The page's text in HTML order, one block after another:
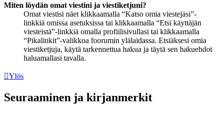
Miten löydän omat viestini ja viestiketjuni?
Omat viestisi näet klikkaamalla “Katso omia viestejäsi”-
linkkiä omissa asetuksissa tai klikkaamalla “Etsi käyttäjän
viesteistä”-linkkiä omalla profiilisivullasi tai klikkaamalla
“Pikalinkit”-valikkoa foorumin ylälaidassa. Etsiäksesi omia
viestiketjuja, käytä tarkennettua hakua ja täytä sen hakuehdot
haluamallasi tavalla.
Ylös
Seuraaminen ja kirjanmerkit